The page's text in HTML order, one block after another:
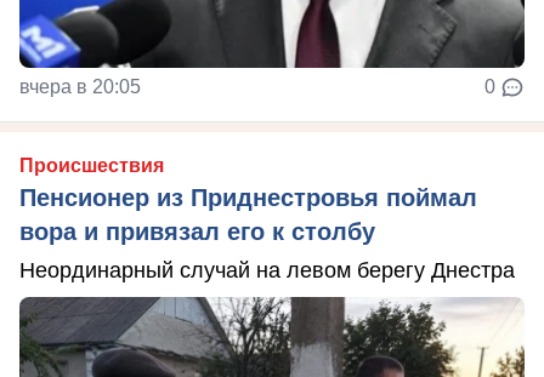
вчера в 20:05 0
Происшествия
Пенсионер из Приднестровья поймал
вора и привязал его к столбу
Неординарный случай на левом берегу Днестра